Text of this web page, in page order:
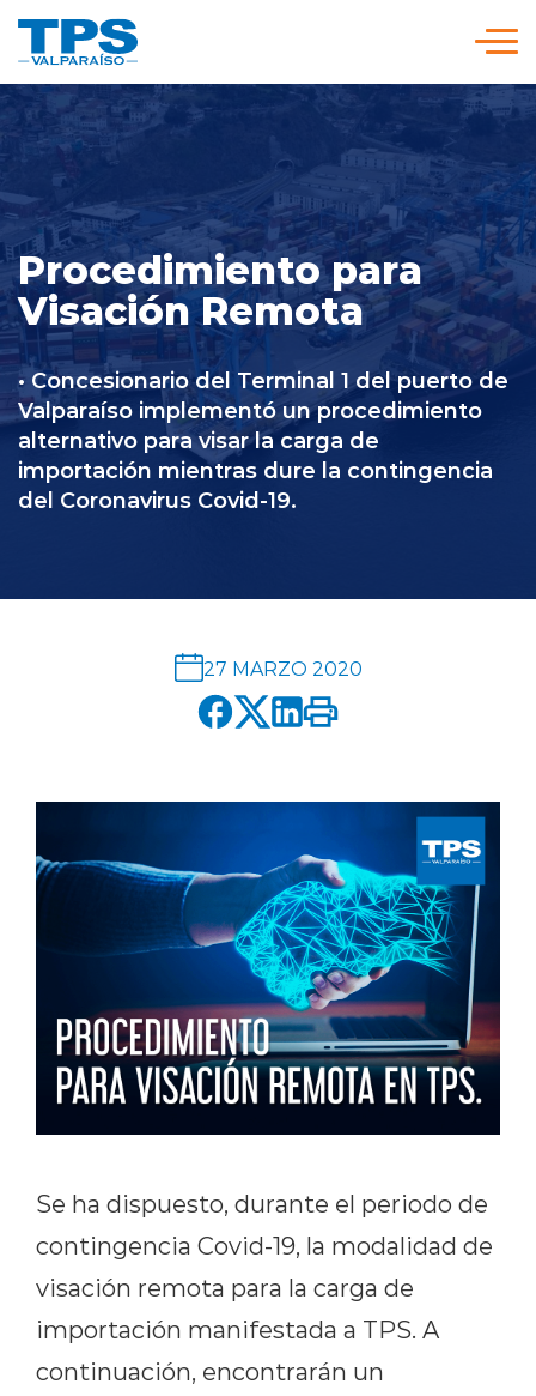
Somos TPS
Nuestra Visión Estratégica
Servicios y Tarifas
Políticas y Procedimientos
Prensa
Procedimiento para
Visación Remota
• Concesionario del Terminal 1 del puerto de
Valparaíso implementó un procedimiento
alternativo para visar la carga de
importación mientras dure la contingencia
del Coronavirus Covid-19.
27 MARZO 2020
Se ha dispuesto, durante el periodo de
contingencia Covid-19, la modalidad de
visación remota para la carga de
importación manifestada a TPS. A
continuación, encontrarán un